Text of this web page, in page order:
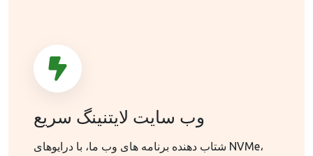
وب سایت لایتنینگ سریع
شتاب دهنده برنامه های وب ما، با درایوهای NVMe،